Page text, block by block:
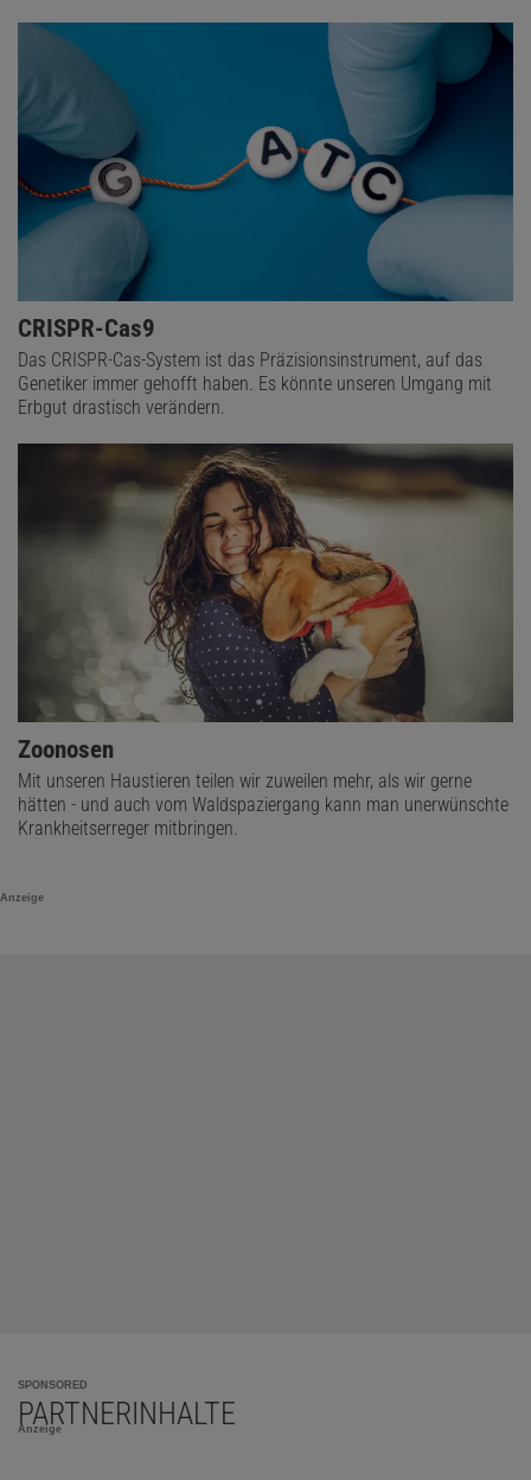
CRISPR-Cas9
Das CRISPR-Cas-System ist das Präzisionsinstrument, auf das
Genetiker immer gehofft haben. Es könnte unseren Umgang mit
Erbgut drastisch verändern.
Zoonosen
Mit unseren Haustieren teilen wir zuweilen mehr, als wir gerne
hätten - und auch vom Waldspaziergang kann man unerwünschte
Krankheitserreger mitbringen.
Anzeige
SPONSORED
PARTNERINHALTE
Anzeige